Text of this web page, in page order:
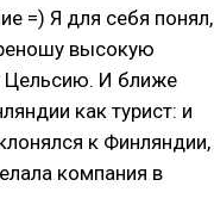
=) Я для себя понял,
высокую
Цельсию. И ближе
как турист: и
к Финляндии,
компания в